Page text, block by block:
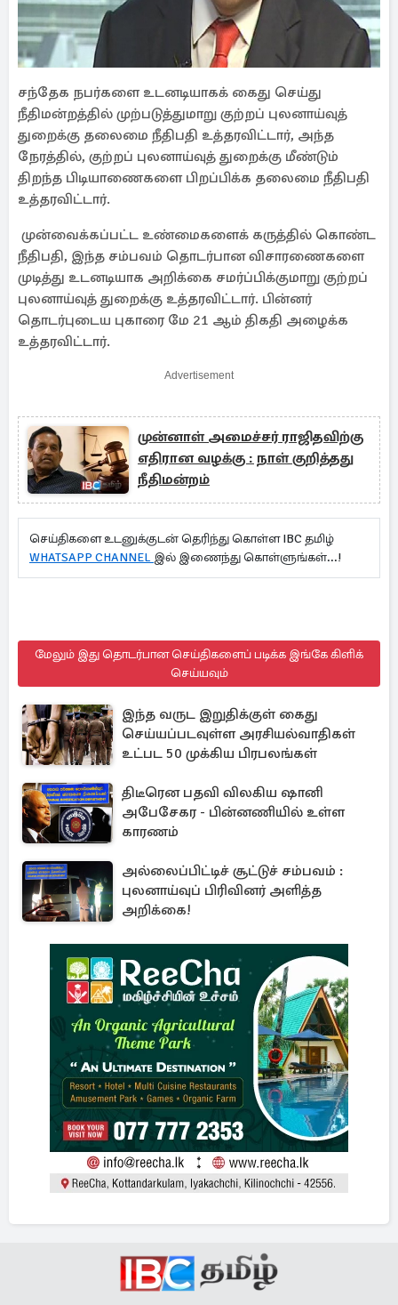
சந்தேக நபர்களை உடனடியாகக் கைது செய்து
நீதிமன்றத்தில் முற்படுத்துமாறு குற்றப் புலனாய்வுத்
துறைக்கு தலைமை நீதிபதி உத்தரவிட்டார், அந்த
நேரத்தில், குற்றப் புலனாய்வுத் துறைக்கு மீண்டும்
திறந்த பிடியாணைகளை பிறப்பிக்க தலைமை நீதிபதி
உத்தரவிட்டார்.
முன்வைக்கப்பட்ட உண்மைகளைக் கருத்தில் கொண்ட
நீதிபதி, இந்த சம்பவம் தொடர்பான விசாரணைகளை
முடித்து உடனடியாக அறிக்கை சமர்ப்பிக்குமாறு குற்றப்
புலனாய்வுத் துறைக்கு உத்தரவிட்டார். பின்னர்
தொடர்புடைய புகாரை மே 21 ஆம் திகதி அழைக்க
உத்தரவிட்டார்.
Advertisement
முன்னாள் அமைச்சர் ராஜிதவிற்கு
எதிரான வழக்கு : நாள் குறித்தது
நீதிமன்றம்
செய்திகளை உடனுக்குடன் தெரிந்து கொள்ள IBC தமிழ்
WHATSAPP CHANNEL இல் இணைந்து கொள்ளுங்கள்...!
மேலும் இது தொடர்பான செய்திகளைப் படிக்க இங்கே கிளிக்
செய்யவும்
இந்த வருட இறுதிக்குள் கைது
செய்யப்படவுள்ள அரசியல்வாதிகள்
உட்பட 50 முக்கிய பிரபலங்கள்
திடீரென பதவி விலகிய ஷானி
அபேசேகர - பின்னணியில் உள்ள
காரணம்
அல்லைப்பிட்டிச் சூட்டுச் சம்பவம் :
புலனாய்வுப் பிரிவினர் அளித்த
அறிக்கை!